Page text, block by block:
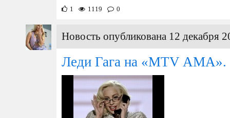
1 1119 0
Новость опубликована 12 декабря
Леди Гага на «MTV AMA».